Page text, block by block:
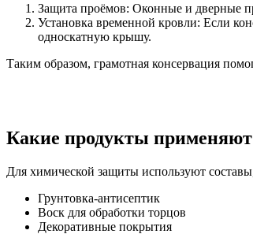
Защита проёмов: Оконные и дверные
Установка временной кровли: Если
односкатную крышу.
Таким образом, грамотная консервация
Какие продукты
Для химической защиты используют
Грунтовка-антисептик
Воск для обработки торцов
Декоративные покрытия